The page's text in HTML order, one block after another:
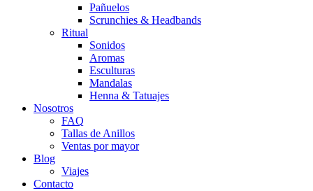
Pañuelos
Scrunchies & Headbands
Ritual
Sonidos
Aromas
Esculturas
Mandalas
Henna & Tatuajes
Nosotros
FAQ
Tallas de Anillos
Ventas por mayor
Blog
Viajes
Contacto